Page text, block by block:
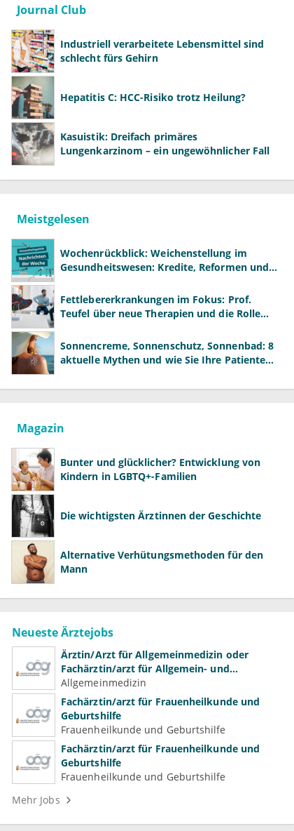
Journal Club
Industriell verarbeitete Lebensmittel sind
schlecht fürs Gehirn
Hepatitis C: HCC-Risiko trotz Heilung?
Kasuistik: Dreifach primäres
Lungenkarzinom – ein ungewöhnlicher Fall
Meistgelesen
Wochenrückblick: Weichenstellung im
Gesundheitswesen: Kredite, Reformen und
Fettlebererkrankungen im Fokus: Prof.
Teufel über neue Therapien und die Rolle
Sonnencreme, Sonnenschutz, Sonnenbad: 8
aktuelle Mythen und wie Sie Ihre Patienten
Magazin
Bunter und glücklicher? Entwicklung von
Kindern in LGBTQ+-Familien
Die wichtigsten Ärztinnen der Geschichte
Alternative Verhütungsmethoden für den
Mann
Neueste Ärztejobs
Ärztin/Arzt für Allgemeinmedizin oder
Fachärztin/arzt für Allgemein- und
Familienmedizin für Psychiatrie und
Psychotherapeutische Medizin
Allgemeinmedizin
Fachärztin/arzt für Frauenheilkunde und
Geburtshilfe
Frauenheilkunde und Geburtshilfe
Fachärztin/arzt für Frauenheilkunde und
Geburtshilfe
Frauenheilkunde und Geburtshilfe
Mehr Jobs